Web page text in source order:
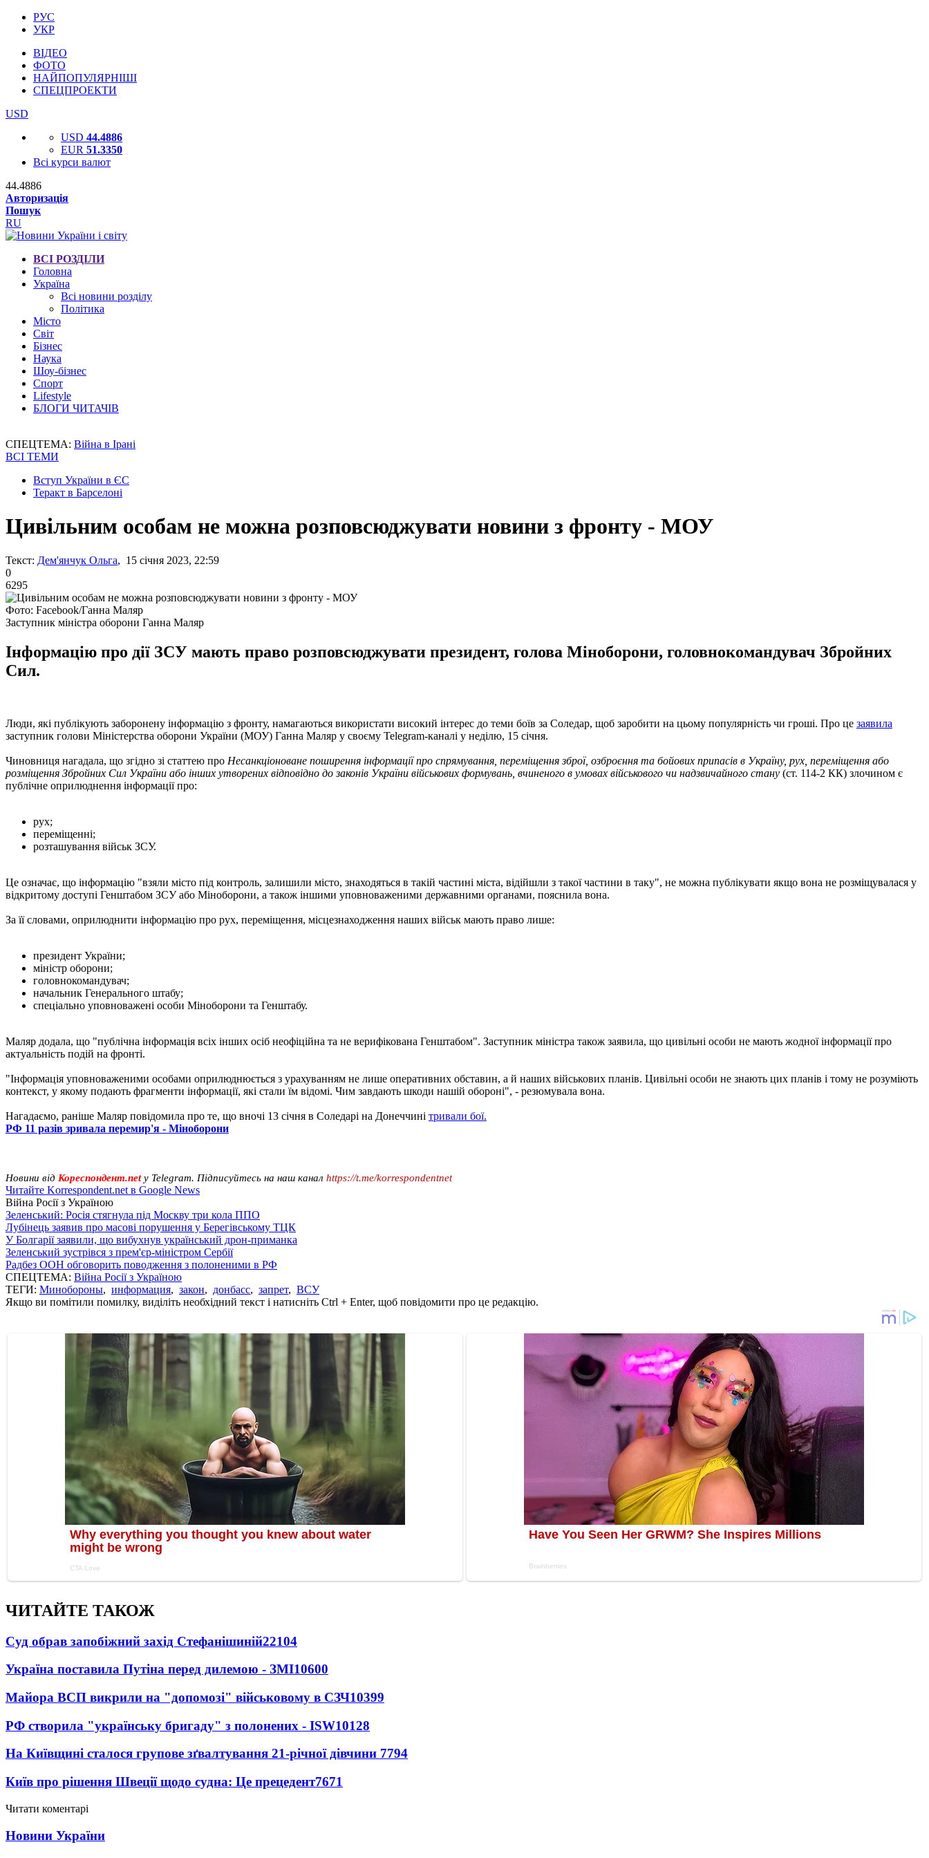
РУС
УКР
ВІДЕО
ФОТО
НАЙПОПУЛЯРНІШІ
СПЕЦПРОЕКТИ
USD
USD 44.4886
EUR 51.3350
Всі курси валют
44.4886
Авторизація
Пошук
RU
ВСІ РОЗДІЛИ
Головна
Україна
Всі новини розділу
Політика
Місто
Світ
Бізнес
Наука
Шоу-бізнес
Спорт
Lifestyle
БЛОГИ ЧИТАЧІВ
СПЕЦТЕМА: Війна в Ірані
ВСІ ТЕМИ
Вступ України в ЄС
Теракт в Барселоні
Цивільним особам не можна розповсюджувати новини з фронту - МОУ
Текст: Дем'янчук Ольга, 15 січня 2023, 22:59
0
6295
Фото: Facebook/Ганна Маляр
Заступник міністра оборони Ганна Маляр
Інформацію про дії ЗСУ мають право розповсюджувати президент, голова Міноборони, головнокомандувач Збройних
Сил.
Люди, які публікують заборонену інформацію з фронту, намагаються використати високий інтерес до теми боїв за Соледар, щоб заробити на цьому популярність чи гроші. Про це заявила
заступник голови Міністерства оборони України (МОУ) Ганна Маляр у своєму Telegram-каналі у неділю, 15 січня.
Чиновниця нагадала, що згідно зі статтею про Несанкціоноване поширення інформації про спрямування, переміщення зброї, озброєння та бойових припасів в Україну, рух, переміщення або
розміщення Збройних Сил України або інших утворених відповідно до законів України військових формувань, вчиненого в умовах військового чи надзвичайного стану (ст. 114-2 КК) злочином є
публічне оприлюднення інформації про:
рух;
переміщенні;
розташування військ ЗСУ.
Це означає, що інформацію "взяли місто під контроль, залишили місто, знаходяться в такій частині міста, відійшли з такої частини в таку", не можна публікувати якщо вона не розміщувалася у
відкритому доступі Генштабом ЗСУ або Міноборони, а також іншими уповноваженими державними органами, пояснила вона.
За її словами, оприлюднити інформацію про рух, переміщення, місцезнаходження наших військ мають право лише:
президент України;
міністр оборони;
головнокомандувач;
начальник Генерального штабу;
спеціально уповноважені особи Міноборони та Генштабу.
Маляр додала, що "публічна інформація всіх інших осіб неофіційна та не верифікована Генштабом". Заступник міністра також заявила, що цивільні особи не мають жодної інформації про
актуальність подій на фронті.
"Інформація уповноваженими особами оприлюднюється з урахуванням не лише оперативних обставин, а й наших військових планів. Цивільні особи не знають цих планів і тому не розуміють
контекст, у якому подають фрагменти інформації, які стали їм відомі. Чим завдають шкоди нашій обороні", - резюмувала вона.
Нагадаємо, раніше Маляр повідомила про те, що вночі 13 січня в Соледарі на Донеччині тривали бої.
РФ 11 разів зривала перемир'я - Міноборони
Новини від Кореспондент.netу Telegram. Підписуйтесь на наш канал https://t.me/korrespondentnet
Читайте Korrespondent.net в Google News
Війна Росії з Україною
Зеленський: Росія стягнула під Москву три кола ППО
Лубінець заявив про масові порушення у Берегівському ТЦК
У Болгарії заявили, що вибухнув український дрон-приманка
Зеленський зустрівся з прем'єр-міністром Сербії
Радбез ООН обговорить поводження з полоненими в РФ
СПЕЦТЕМА: Війна Росії з Україною
ТЕГИ: Минобороны, информация, закон, донбасс, запрет, ВСУ
Якщо ви помітили помилку, виділіть необхідний текст і натисніть Ctrl + Enter, щоб повідомити про це редакцію.
ЧИТАЙТЕ ТАКОЖ
Суд обрав запобіжний захід Стефанішиній22104
Україна поставила Путіна перед дилемою - ЗМІ10600
Майора ВСП викрили на "допомозі" військовому в СЗЧ10399
РФ створила "українську бригаду" з полонених - ISW10128
На Київщині сталося групове зґвалтування 21-річної дівчини 7794
Київ про рішення Швеції щодо судна: Це прецедент7671
Читати коментарі
Новини України